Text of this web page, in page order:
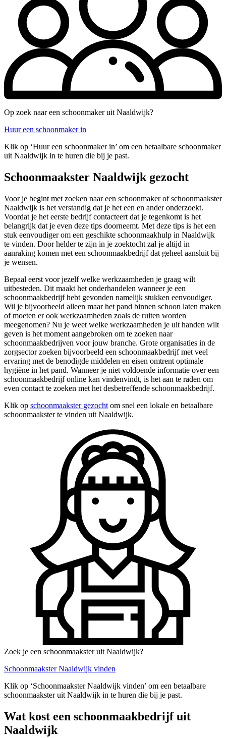
Op zoek naar een schoonmaker uit Naaldwijk?
Huur een schoonmaker in
Klik op ‘Huur een schoonmaker in’ om een betaalbare schoonmaker
uit Naaldwijk in te huren die bij je past.
Schoonmaakster Naaldwijk gezocht
Voor je begint met zoeken naar een schoonmaker of schoonmaakster
Naaldwijk is het verstandig dat je het een en ander onderzoekt.
Voordat je het eerste bedrijf contacteert dat je tegenkomt is het
belangrijk dat je even deze tips doorneemt. Met deze tips is het een
stuk eenvoudiger om een geschikte schoonmaakhulp in Naaldwijk
te vinden. Door helder te zijn in je zoektocht zal je altijd in
aanraking komen met een schoonmaakbedrijf dat geheel aansluit bij
je wensen.
Bepaal eerst voor jezelf welke werkzaamheden je graag wilt
uitbesteden. Dit maakt het onderhandelen wanneer je een
schoonmaakbedrijf hebt gevonden namelijk stukken eenvoudiger.
Wil je bijvoorbeeld alleen maar het pand binnen schoon laten maken
of moeten er ook werkzaamheden zoals de ruiten worden
meegenomen? Nu je weet welke werkzaamheden je uit handen wilt
geven is het moment aangebroken om te zoeken naar
schoonmaakbedrijven voor jouw branche. Grote organisaties in de
zorgsector zoeken bijvoorbeeld een schoonmaakbedrijf met veel
ervaring met de benodigde middelen en eisen omtrent optimale
hygiëne in het pand. Wanneer je niet voldoende informatie over een
schoonmaakbedrijf online kan vindenvindt, is het aan te raden om
even contact te zoeken met het desbetreffende schoonmaakbedrijf.
Klik op schoonmaakster gezocht om snel een lokale en betaalbare
schoonmaakster te vinden uit Naaldwijk.
Zoek je een schoonmaakster uit Naaldwijk?
Schoonmaakster Naaldwijk vinden
Klik op ‘Schoonmaakster Naaldwijk vinden’ om een betaalbare
schoonmaakster uit Naaldwijk in te huren die bij je past.
Wat kost een schoonmaakbedrijf uit
Naaldwijk